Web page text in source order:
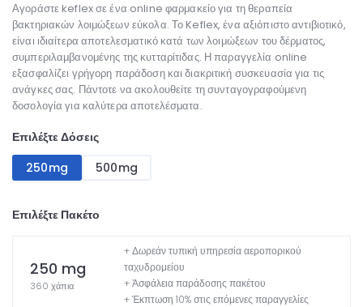
Αγοράστε keflex σε ένα online φαρμακείο για τη θεραπεία
βακτηριακών λοιμώξεων εύκολα. Το Keflex, ένα αξιόπιστο αντιβιοτικό,
είναι ιδιαίτερα αποτελεσματικό κατά των λοιμώξεων του δέρματος,
συμπεριλαμβανομένης της κυτταρίτιδας. Η παραγγελία online
εξασφαλίζει γρήγορη παράδοση και διακριτική συσκευασία για τις
ανάγκες σας. Πάντοτε να ακολουθείτε τη συνταγογραφούμενη
δοσολογία για καλύτερα αποτελέσματα.
Επιλέξτε Δόσεις
250mg
500mg
Επιλέξτε Πακέτο
250 mg
360 χάπια
+ Δωρεάν τυπική υπηρεσία αεροπορικού
ταχυδρομείου
+ Ἀσφάλεια παράδοσης πακέτου
+ Έκπτωση 10% στις επόμενες παραγγελίες